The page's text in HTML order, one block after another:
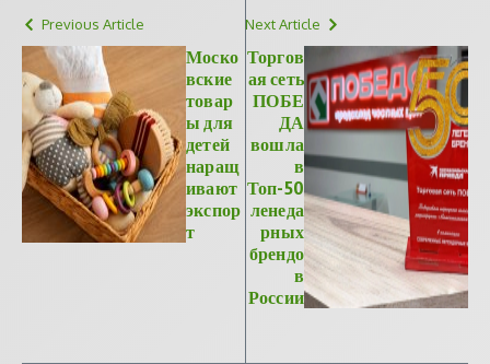
Previous Article
Моско
вские
товар
ы для
детей
наращ
ивают
экспор
т
Next Article
Торгов
ая сеть
ПОБЕ
ДА
вошла
в
Топ-50
ленеда
рных
брендо
в
России